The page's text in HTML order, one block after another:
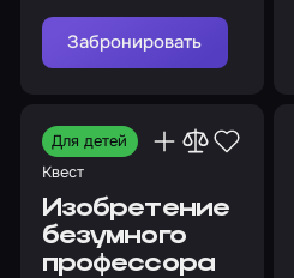
Забронировать
Для детей
Квест
Изобретение
безумного
профессора